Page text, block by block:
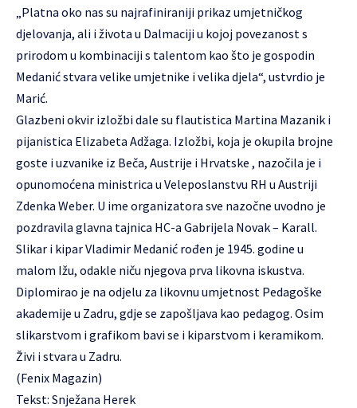
„Platna oko nas su najrafiniraniji prikaz umjetničkog
djelovanja, ali i života u Dalmaciji u kojoj povezanost s
prirodom u kombinaciji s talentom kao što je gospodin
Medanić stvara velike umjetnike i velika djela“, ustvrdio je
Marić.
Glazbeni okvir izložbi dale su flautistica Martina Mazanik i
pijanistica Elizabeta Adžaga. Izložbi, koja je okupila brojne
goste i uzvanike iz Beča, Austrije i Hrvatske , nazočila je i
opunomoćena ministrica u Veleposlanstvu RH u Austriji
Zdenka Weber. U ime organizatora sve nazočne uvodno je
pozdravila glavna tajnica HC-a Gabrijela Novak – Karall.
Slikar i kipar Vladimir Medanić rođen je 1945. godine u
malom Ižu, odakle niču njegova prva likovna iskustva.
Diplomirao je na odjelu za likovnu umjetnost Pedagoške
akademije u Zadru, gdje se zapošljava kao pedagog. Osim
slikarstvom i grafikom bavi se i kiparstvom i keramikom.
Živi i stvara u Zadru.
(Fenix Magazin)
Tekst: Snježana Herek